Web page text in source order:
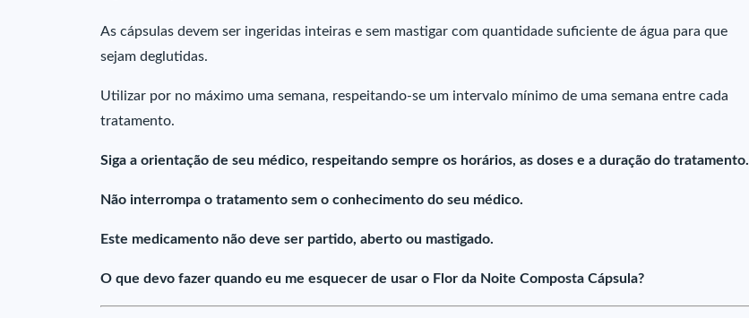
As cápsulas devem ser ingeridas inteiras e sem mastigar com quantidade suficiente de água para que
sejam deglutidas.
Utilizar por no máximo uma semana, respeitando-se um intervalo mínimo de uma semana entre cada
tratamento.
Siga a orientação de seu médico, respeitando sempre os horários, as doses e a duração do tratamento.
Não interrompa o tratamento sem o conhecimento do seu médico.
Este medicamento não deve ser partido, aberto ou mastigado.
O que devo fazer quando eu me esquecer de usar o Flor da Noite Composta Cápsula?